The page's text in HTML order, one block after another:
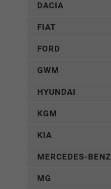
DACIA
FIAT
FORD
GWM
HYUNDAI
KGM
KIA
MERCEDES-BENZ
MG